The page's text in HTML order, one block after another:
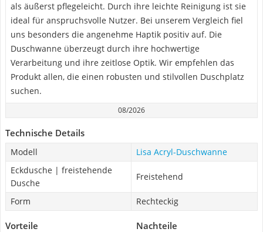
als äußerst pflegeleicht. Durch ihre leichte Reinigung ist sie
ideal für anspruchsvolle Nutzer. Bei unserem Vergleich fiel
uns besonders die angenehme Haptik positiv auf. Die
Duschwanne überzeugt durch ihre hochwertige
Verarbeitung und ihre zeitlose Optik. Wir empfehlen das
Produkt allen, die einen robusten und stilvollen Duschplatz
suchen.
08/2026
Technische Details
Modell
Lisa Acryl-Duschwanne
Eckdusche | freistehende
Dusche
Freistehend
Form Rechteckig
Vorteile Nachteile